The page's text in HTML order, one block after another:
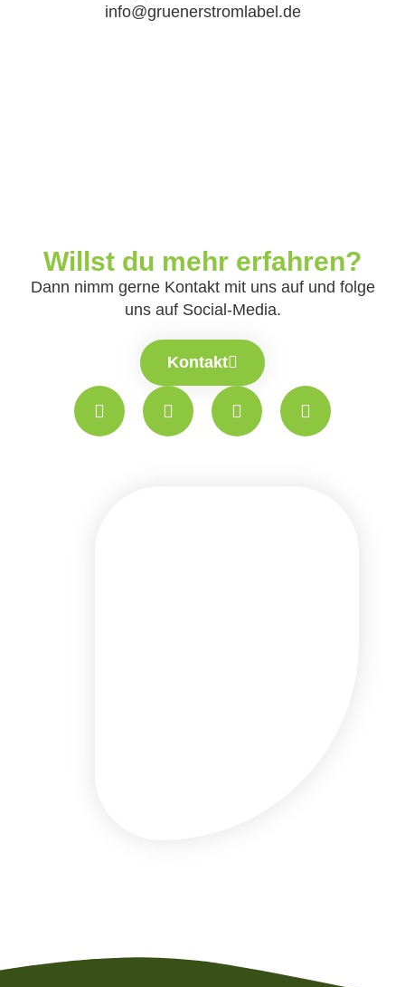
info@gruenerstromlabel.de
Willst du mehr erfahren?
Dann nimm gerne Kontakt mit uns auf und folge
uns auf Social-Media.
Kontakt